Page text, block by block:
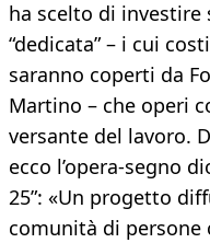
ha scelto di
“dedicata” – i cui
saranno coperti da
Martino – che operi
versante del lavoro.
ecco l’opera-segno
25”: «Un progetto
comunità di